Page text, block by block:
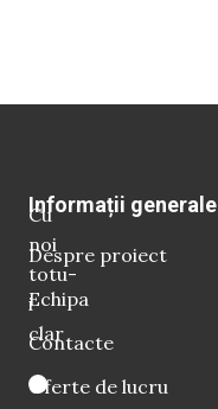
Cu
noi
totu-
i
clar
Informații generale
Despre proiect
Echipa
Contacte
Oferte de lucru